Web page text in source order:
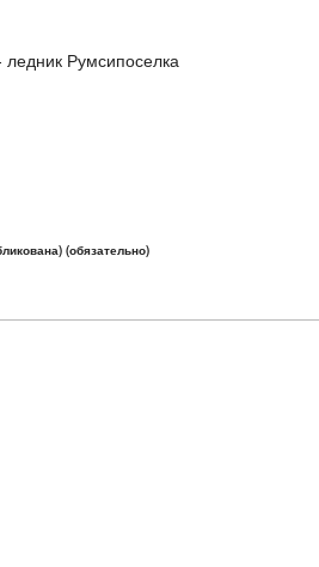
ледник Румсипоселка
(обязательно)